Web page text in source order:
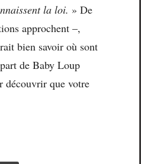
la loi. » De
approchent –,
bien savoir où sont
de Baby Loup
découvrir que votre